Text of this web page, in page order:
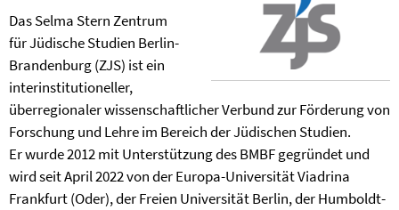
Das Selma Stern Zentrum
für Jüdische Studien Berlin-
Brandenburg (ZJS) ist ein
interinstitutioneller,
überregionaler wissenschaftlicher Verbund zur Förderung von
Forschung und Lehre im Bereich der Jüdischen Studien.
Er wurde 2012 mit Unterstützung des BMBF gegründet und
wird seit April 2022 von der Europa-Universität Viadrina
Frankfurt (Oder), der Freien Universität Berlin, der Humboldt-